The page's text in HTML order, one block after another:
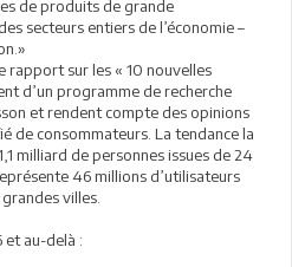
de produits de grande
secteurs entiers de l’économie –
rapport sur les « 10 nouvelles
d’un programme de recherche
et rendent compte des opinions
de consommateurs. La tendance la
milliard de personnes issues de 24
46 millions d’utilisateurs
villes.
et au-delà :